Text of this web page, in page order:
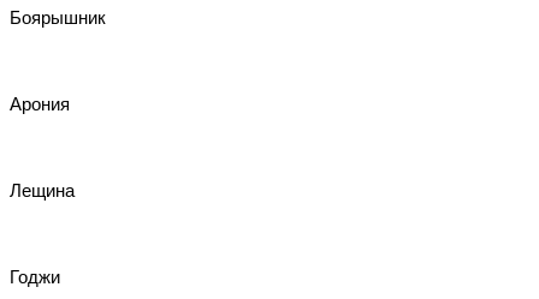
Боярышник
Арония
Лещина
Годжи